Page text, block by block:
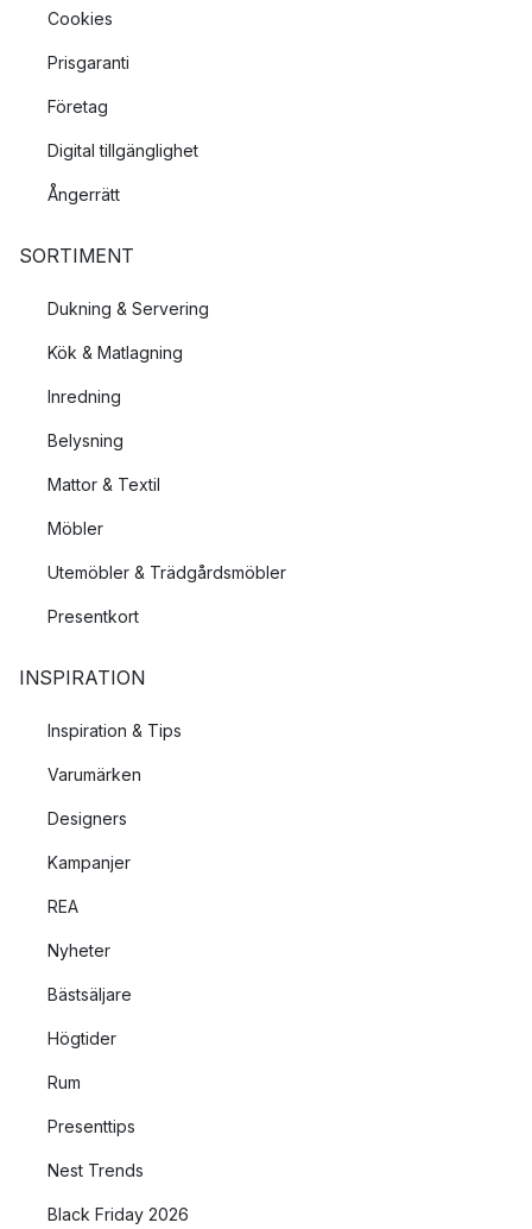
Cookies
Prisgaranti
Företag
Digital tillgänglighet
Ångerrätt
SORTIMENT
Dukning & Servering
Kök & Matlagning
Inredning
Belysning
Mattor & Textil
Möbler
Utemöbler & Trädgårdsmöbler
Presentkort
INSPIRATION
Inspiration & Tips
Varumärken
Designers
Kampanjer
REA
Nyheter
Bästsäljare
Högtider
Rum
Presenttips
Nest Trends
Black Friday 2026